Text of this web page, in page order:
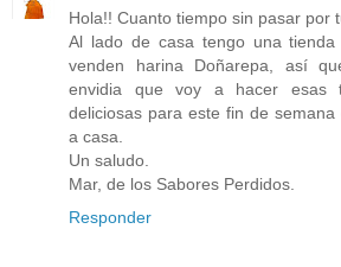
Hola!! Cuanto tiempo sin pasar por
Al lado de casa tengo una
venden harina Doñarepa, así
envidia que voy a hacer esas
deliciosas para este fin de
a casa.
Un saludo.
Mar, de los Sabores Perdidos.
Responder